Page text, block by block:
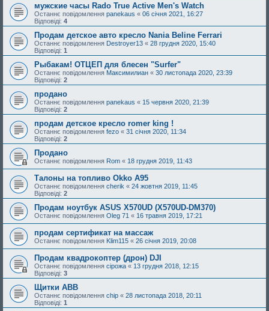
мужские часы Rado True Active Men's Watch
Останнє повідомлення panekaus « 06 січня 2021, 16:27
Відповіді: 4
Продам детское авто кресло Nania Beline Ferrari
Останнє повідомлення Destroyer13 « 28 грудня 2020, 15:40
Відповіді: 1
Рыбакам! ОТЦЕП для блесен "Surfer"
Останнє повідомлення Максимилиан « 30 листопада 2020, 23:39
Відповіді: 2
продано
Останнє повідомлення panekaus « 15 червня 2020, 21:39
Відповіді: 2
продам детское кресло romer king !
Останнє повідомлення fezo « 31 січня 2020, 11:34
Відповіді: 2
Продано
Останнє повідомлення Rom « 18 грудня 2019, 11:43
Талоны на топливо Okko A95
Останнє повідомлення cherik « 24 жовтня 2019, 11:45
Відповіді: 2
Продам ноутбук ASUS X570UD (X570UD-DM370)
Останнє повідомлення Oleg 71 « 16 травня 2019, 17:21
продам сертификат на массаж
Останнє повідомлення Klim115 « 26 січня 2019, 20:08
Продам квадрокоптер (дрон) DJI
Останнє повідомлення сірожа « 13 грудня 2018, 12:15
Відповіді: 3
Щитки АВВ
Останнє повідомлення chip « 28 листопада 2018, 20:11
Відповіді: 1